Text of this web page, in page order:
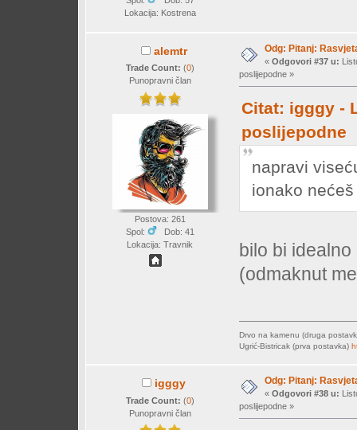
Lokacija: Kostrena
alemtr
Trade Count: (0)
Punopravni član
Postova: 261
Spol:
Dob: 41
Lokacija: Travnik
Odg: Pitanj:
« Odgovori #37 u:
poslijepodne »
Citat: igggy -
poslijepodne
napravi
ionako
bilo bi
(odmaknut
Drvo na kamenu (druga
Ugrić-Bistricak (prva postavka)
igggy
Trade Count: (0)
Punopravni član
Odg: Pitanj:
« Odgovori #38 u:
poslijepodne »